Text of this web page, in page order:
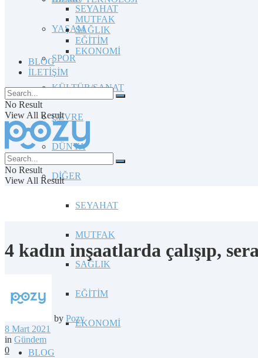
YAŞAM
SPOR
KÜLTÜR/SANAT
ÇEVRE
DÜNYA
DİĞER
SEYAHAT
MUTFAK
SAĞLIK
EĞİTİM
EKONOMİ
BLOG
SEYAHAT
MUTFAK
SAĞLIK
EĞİTİM
EKONOMİ
BLOG
İLETİŞİM
No Result
View All Result
No Result
View All Result
4 kadın inşaatlarda çalışıp,
by Pozy
8 Mart 2021
in Gündem
0